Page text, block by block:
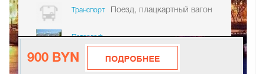
Транспорт Поезд, плацкартный вагон
Петергоф
900 BYN